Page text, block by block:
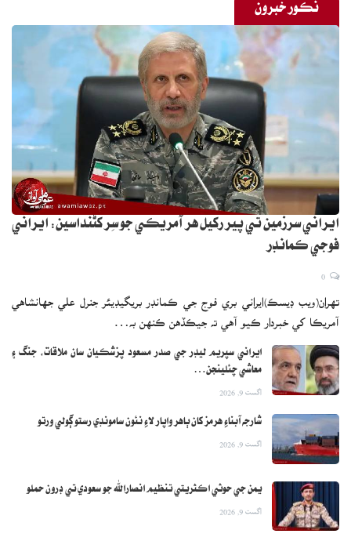
نڪور خبرون
ايراني سرزمين تي پير رکيل هر آمريڪي جو سِر کڻنداسين: ايراني
فوجي ڪمانڊر
تهران(ويب ڊيسڪ)ايراني بري فوج جي ڪمانڊر بريگيڊيئر جنرل علي جهانشاهي
آمريڪا کي خبردار ڪيو آهي ته جيڪڏهن ڪنهن به…
ايراني سپريم ليڊر جي صدر مسعود پزشڪيان سان ملاقات، جنگ ۽
معاشي چئلينجن…
اگست 9, 2026
شارجه آبناءِ هرمز کان ٻاهر واپار لاءِ نئون سامونڊي رستو ڳولي ورتو
اگست 9, 2026
يمن جي حوثي اڪثريتي تنظيم انصارالله جو سعودي تي ڊرون حملو
اگست 9, 2026